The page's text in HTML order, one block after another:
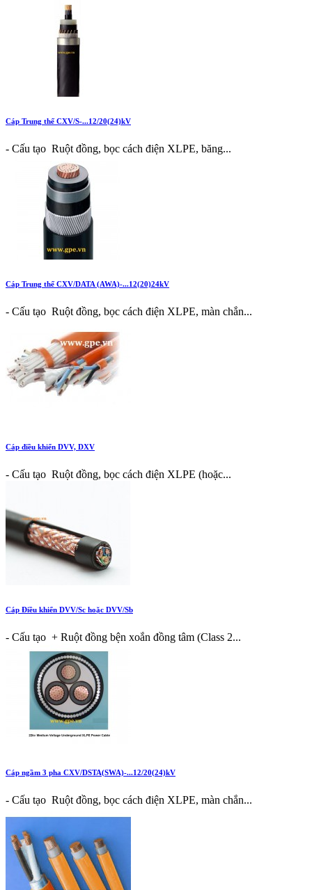
Cáp Trung thế CXV/S-...12/20(24)kV
- Cấu tạo Ruột đồng, bọc cách điện XLPE, băng...
Cáp Trung thế CXV/DATA (AWA)-...12(20)24kV
- Cấu tạo Ruột đồng, bọc cách điện XLPE, màn chắn...
Cáp điều khiển DVV, DXV
- Cấu tạo Ruột đồng, bọc cách điện XLPE (hoặc...
Cáp Điều khiển DVV/Sc hoặc DVV/Sb
- Cấu tạo + Ruột đồng bện xoắn đồng tâm (Class 2...
Cáp ngầm 3 pha CXV/DSTA(SWA)-...12/20(24)kV
- Cấu tạo Ruột đồng, bọc cách điện XLPE, màn chắn...